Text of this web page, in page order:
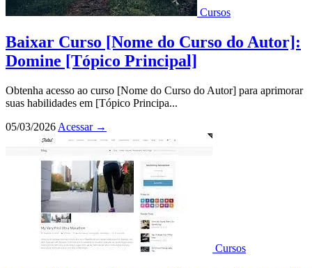
Cursos
Baixar Curso [Nome do Curso do Autor]:
Domine [Tópico Principal]
Obtenha acesso ao curso [Nome do Curso do Autor] para aprimorar
suas habilidades em [Tópico Principa...
05/03/2026 Acessar →
Cursos